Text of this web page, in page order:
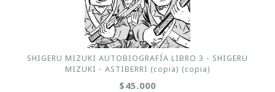
SHIGERU MIZUKI AUTOBIOGRAFÍA LIBRO 3 - SHIGERU
MIZUKI - ASTIBERRI (copia) (copia)
$45.000